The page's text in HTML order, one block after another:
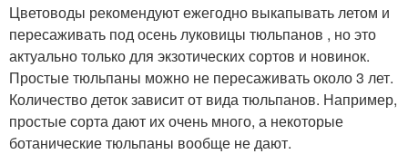
Цветоводы рекомендуют ежегодно выкапывать летом и
пересаживать под осень луковицы тюльпанов , но это
актуально только для экзотических сортов и новинок.
Простые тюльпаны можно не пересаживать около 3 лет.
Количество деток зависит от вида тюльпанов. Например,
простые сорта дают их очень много, а некоторые
ботанические тюльпаны вообще не дают.